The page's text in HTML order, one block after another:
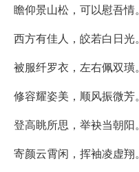
瞻仰景山松，可以慰吾情。
西方有佳人，皎若白日光。
被服纤罗衣，左右佩双璜。
修容耀姿美，顺风振微芳。
登高眺所思，举袂当朝阳。
寄颜云霄闲，挥袖凌虚翔。